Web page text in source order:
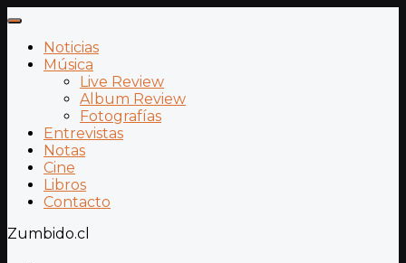
Noticias
Música
Live Review
Album Review
Fotografías
Entrevistas
Notas
Cine
Libros
Contacto
Zumbido.cl